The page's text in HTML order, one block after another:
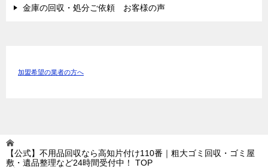
金庫の回収・処分ご依頼 お客様の声
加盟希望の業者の方へ
【公式】不用品回収なら高知片付け110番｜粗大ゴミ回収・ゴミ屋
敷・遺品整理など24時間受付中！
TOP